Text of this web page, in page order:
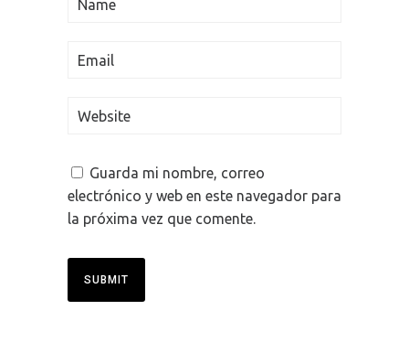
Guarda mi nombre, correo
electrónico y web en este navegador para
la próxima vez que comente.